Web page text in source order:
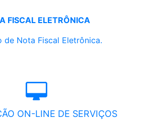
FISCAL ELETRÔNICA
de Nota Fiscal Eletrônica.
ON-LINE DE SERVIÇOS